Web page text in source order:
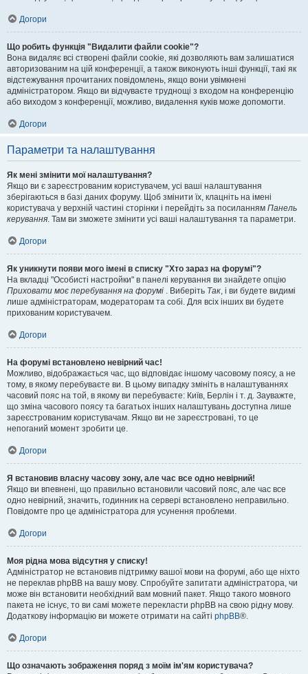
Догори
Що робить функція "Видалити файли cookie"?
Вона видаляє всі створені файли cookie, які дозволяють вам залишатися
авторизованим на цій конференції, а також виконують інші функції, такі як
відстежування прочитаних повідомлень, якщо вони увімкнені
адміністратором. Якщо ви відчуваєте труднощі з входом на конференцію
або виходом з конференції, можливо, видалення куків може допомогти.
Догори
Параметри та налаштування
Як мені змінити мої налаштування?
Якщо ви є зареєстрованим користувачем, усі ваші налаштування
зберігаються в базі даних форуму. Щоб змінити їх, клацніть на імені
користувача у верхній частині сторінки і перейдіть за посиланням Панель
керування. Там ви зможете змінити усі ваші налаштування та параметри.
Догори
Як уникнути появи мого імені в списку "Хто зараз на форумі"?
На вкладці "Особисті настройки" в панелі керування ви знайдете опцію
Приховати моє перебування на форумі . Виберіть Так, і ви будете видимі
лише адміністраторам, модераторам та собі. Для всіх інших ви будете
прихованим користувачем.
Догори
На форумі встановлено невірний час!
Можливо, відображається час, що відповідає іншому часовому поясу, а не
тому, в якому перебуваєте ви. В цьому випадку змініть в налаштуваннях
часовий пояс на той, в якому ви перебуваєте: Київ, Берлін і т. д. Зауважте,
що зміна часового поясу та багатьох інших налаштувань доступна лише
зареєстрованим користувачам. Якщо ви не зареєстровані, то це
непоганий момент зробити це.
Догори
Я встановив власну часову зону, але час все одно невірний!
Якщо ви впевнені, що правильно встановили часовий пояс, але час все
одно невірний, значить, годинник на сервері встановлено неправильно.
Повідомте про це адміністратора для усунення проблеми.
Догори
Моя рідна мова відсутня у списку!
Адміністратор не встановив підтримку вашої мови на форумі, або ще ніхто
не переклав phpBB на вашу мову. Спробуйте запитати адміністратора, чи
може він встановити необхідний вам мовний пакет. Якщо такого мовного
пакета не існує, то ви самі можете перекласти phpBB на свою рідну мову.
Додаткову інформацію ви можете отримати на сайті phpBB®.
Догори
Що означають зображення поряд з моїм ім'ям користувача?